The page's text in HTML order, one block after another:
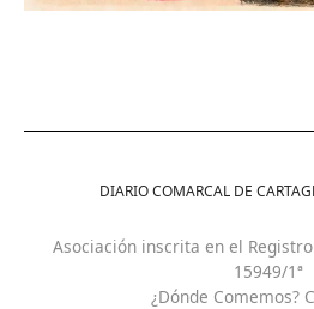
DIARIO COMARCAL DE
Asociación inscrita en el Registro
15949/1ª
¿Dónde Comemos?